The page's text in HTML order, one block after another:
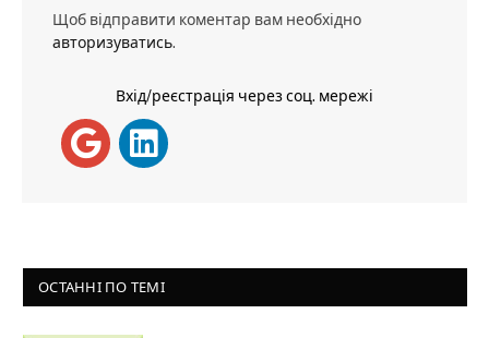
Щоб відправити коментар вам необхідно
авторизуватись.
Вхід/реєстрація через соц. мережі
ОСТАННІ ПО ТЕМІ